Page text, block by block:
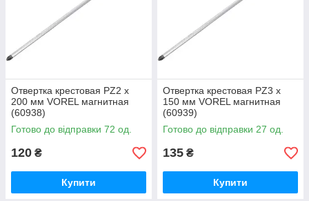
Отвертка крестовая PZ2 х
200 мм VOREL магнитная
(60938)
Готово до відправки 72 од.
120 ₴
Купити
Отвертка крестовая PZ3 х
150 мм VOREL магнитная
(60939)
Готово до відправки 27 од.
135 ₴
Купити